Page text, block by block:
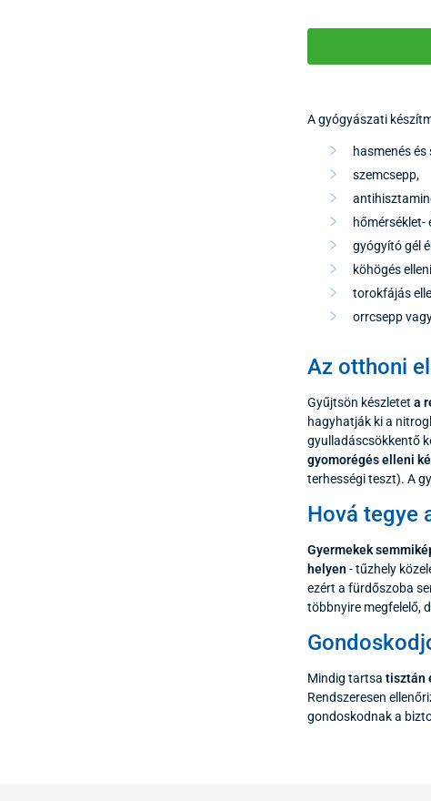
A gyógyászati
hasmenés és
szemcsepp,
hőmérséklet-
gyógyító gél
köhögés
torokfájás
orrcsepp
Az otthoni
Gyűjtsön készleteta
hagyhatják ki a
gyulladáscsökkentő
gyomorégés elleni
terhességi teszt). A
Hová tegye
Gyermekek
helyen - tűzhely
ezért a fürdőszoba
többnyire megfelelő,
Mindig tartsatisztán
Rendszeresen
gondoskodnak a